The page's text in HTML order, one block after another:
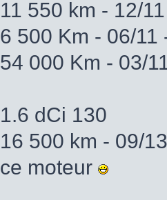
11 550 km - 12/
6 500 Km - 06/11
54 000 Km - 03/
1.6 dCi 130
16 500 km - 09/
ce moteur